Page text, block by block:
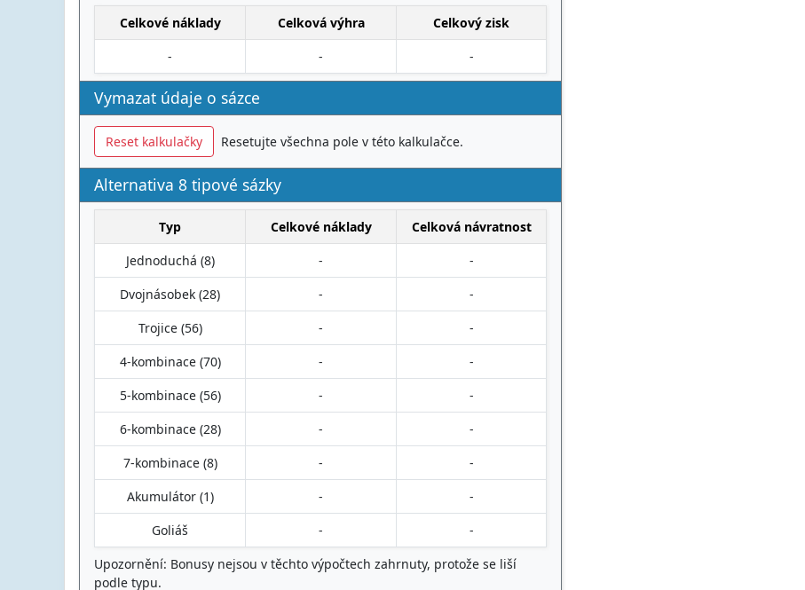
Celkové náklady Celková výhra
Celkový zisk
-
- -
Vymazat údaje o sázce
Reset kalkulačky Resetujte všechna pole v této kalkulačce.
Alternativa 8 tipové sázky
Typ Celkové náklady
Celková návratnost
Jednoduchá (8)
-
-
Dvojnásobek (28)
-
-
Trojice (56)
-
-
4-kombinace (70)
-
-
5-kombinace (56)
-
-
6-kombinace (28)
-
-
7-kombinace (8)
-
-
Akumulátor (1)
-
-
Goliáš
-
-
Upozornění: Bonusy nejsou v těchto výpočtech zahrnuty, protože se liší
podle typu.